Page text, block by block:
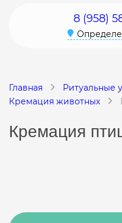
8 (958)
Главная
Ритуальные
Кремация животных
Кремация